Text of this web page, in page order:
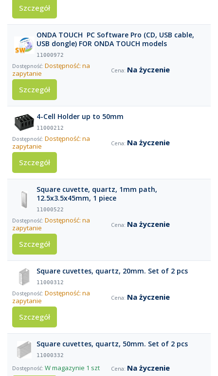
Szczegół
ONDA TOUCH PC Software Pro (CD, USB cable,
USB dongle) FOR ONDA TOUCH models
11000972
Dostępność: na
zapytanie
Na życzenie
Szczegół
4-Cell Holder up to 50mm
11000212
Dostępność: na
zapytanie
Na życzenie
Szczegół
Square cuvette, quartz, 1mm path,
12.5x3.5x45mm, 1 piece
11000522
Dostępność: na
zapytanie
Na życzenie
Szczegół
Square cuvettes, quartz, 20mm. Set of 2 pcs
11000312
Dostępność: na
zapytanie
Na życzenie
Szczegół
Square cuvettes, quartz, 50mm. Set of 2 pcs
11000332
W magazynie 1 szt
Na życzenie